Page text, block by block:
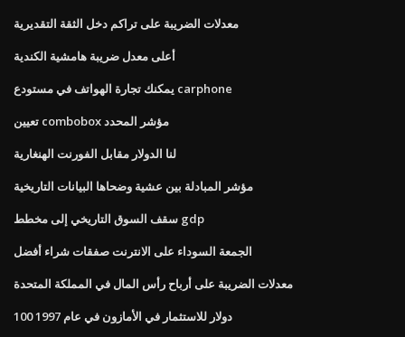
معدلات الضريبة على تراكم دخل الثقة التقديرية
أعلى معدل ضريبة هامشية الكندية
يمكنك تجارة الهواتف في مستودع carphone
تعيين combobox مؤشر المحدد
لنا الدولار مقابل الفورنت الهنغارية
مؤشر المبادلة بين عشية وضحاها البيانات التاريخية
سقف السوق التاريخي إلى مخطط gdp
الجمعة السوداء على الانترنت صفقات شراء أفضل
معدلات الضريبة على أرباح رأس المال في المملكة المتحدة
100 دولار للاستثمار في الأمازون في عام 1997